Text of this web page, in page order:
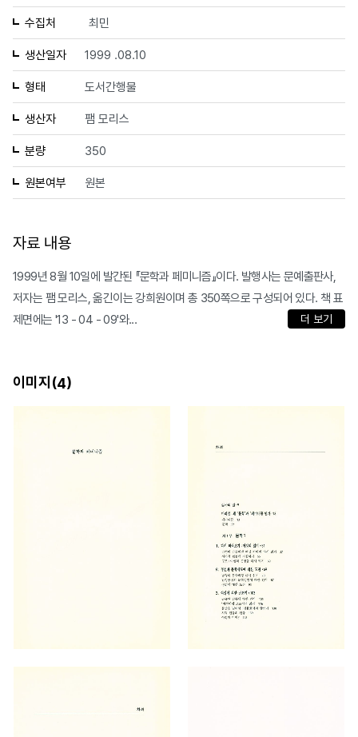
수집처 최민
생산일자 1999 .08.10
형태 도서간행물
생산자 팸 모리스
분량 350
원본여부 원본
자료 내용
1999년 8월 10일에 발간된 『문학과 페미니즘』이다. 발행사는 문예출판사,
저자는 팸 모리스, 옮긴이는 강희원이며 총 350쪽으로 구성되어 있다. 책 표
제면에는 '13 - 04 - 09'와...
더 보기
이미지(4)